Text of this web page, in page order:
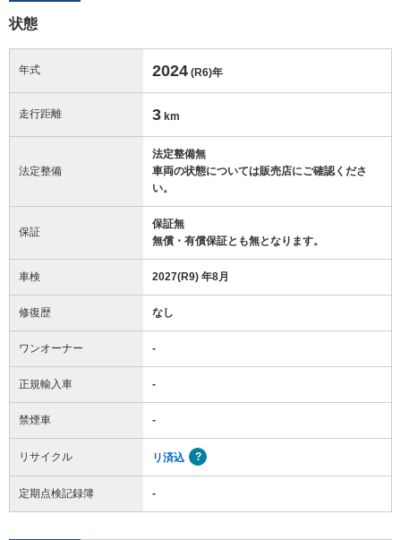
状態
年式 2024 (R6)年
走行距離 3 km
法定整備
法定整備無
車両の状態については販売店にご確認くださ
い。
保証
保証無
無償・有償保証とも無となります。
車検 2027(R9) 年8月
修復歴 なし
ワンオーナー -
正規輸入車 -
禁煙車 -
リサイクル リ済込
定期点検記録簿 -